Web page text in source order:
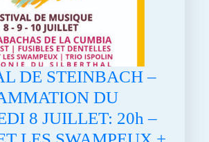
DE STEINBACH –
DU
8 JUILLET: 20h –